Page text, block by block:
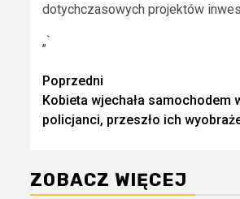
dotychczasowych projektów
„`
Zobacz
wpisy
Poprzedni
Kobieta wjechała samochodem
policjanci, przeszło ich
ZOBACZ WIĘCEJ